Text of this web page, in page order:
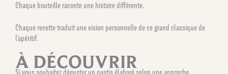
Chaque bouteille raconte une histoire différente.
Chaque recette traduit une vision personnelle de ce grand classique de
l’apéritif.
À DÉCOUVRIR